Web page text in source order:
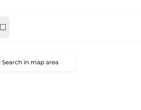
Search in map area